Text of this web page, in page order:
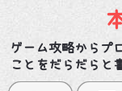
ゲーム攻略からプ
ことをだらだらと